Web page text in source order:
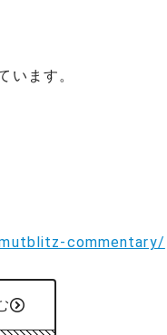
います。
commentary/